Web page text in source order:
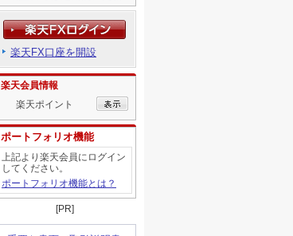
楽天FX口座を開設
楽天会員情報
楽天ポイント
ポートフォリオ機能
上記より楽天会員にログイン
してください。
ポートフォリオ機能とは？
[PR]